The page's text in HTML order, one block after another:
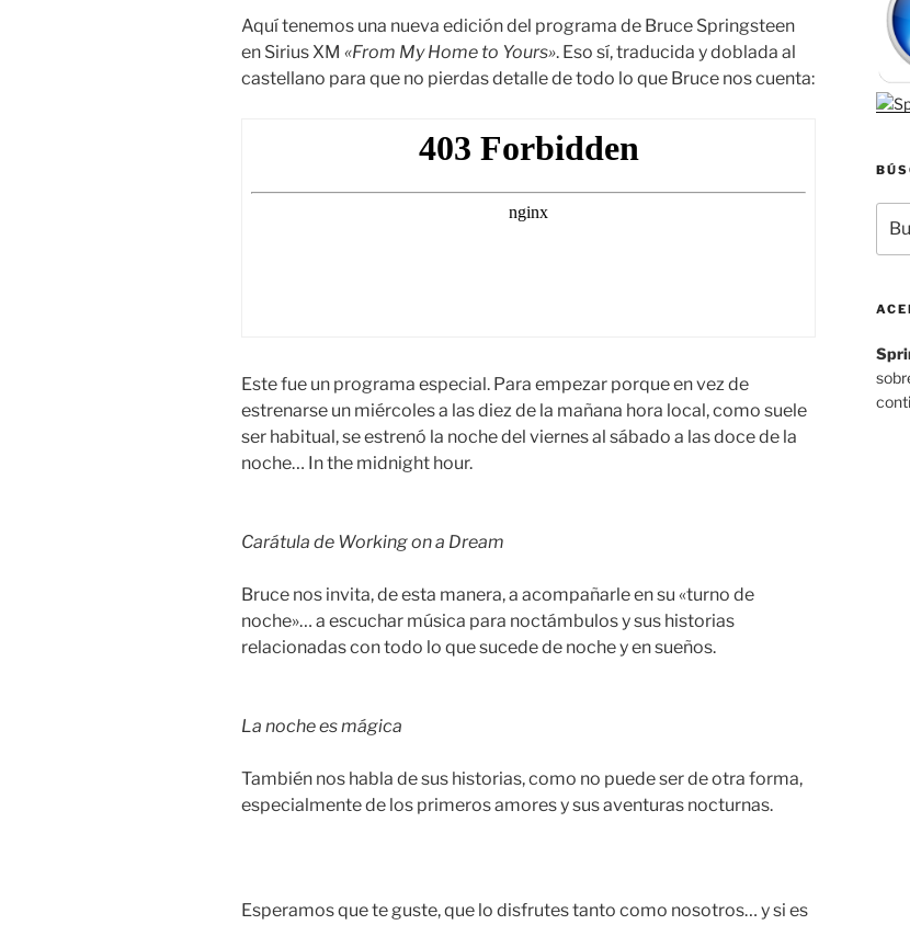
Aquí tenemos una nueva edición del programa de Bruce Springsteen
en Sirius XM «From My Home to Yours». Eso sí, traducida y doblada al
castellano para que no pierdas detalle de todo lo que Bruce nos cuenta:
Este fue un programa especial. Para empezar porque en vez de
estrenarse un miércoles a las diez de la mañana hora local, como suele
ser habitual, se estrenó la noche del viernes al sábado a las doce de la
noche… In the midnight hour.
Carátula de Working on a Dream
Bruce nos invita, de esta manera, a acompañarle en su «turno de
noche»… a escuchar música para noctámbulos y sus historias
relacionadas con todo lo que sucede de noche y en sueños.
La noche es mágica
También nos habla de sus historias, como no puede ser de otra forma,
especialmente de los primeros amores y sus aventuras nocturnas.
Esperamos que te guste, que lo disfrutes tanto como nosotros… y si es
por: